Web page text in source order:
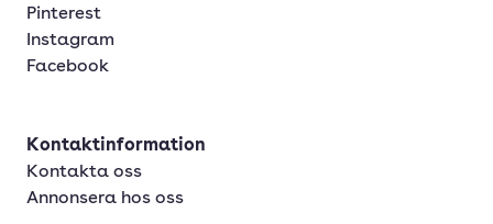
Pinterest
Instagram
Facebook
Kontaktinformation
Kontakta oss
Annonsera hos oss